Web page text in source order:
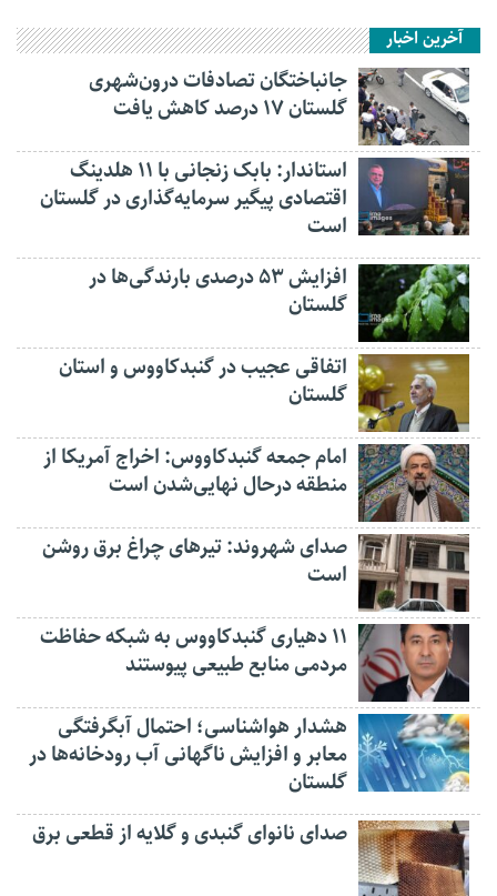
آخرین اخبار
جانباختگان تصادفات درون‌شهری
گلستان ۱۷ درصد کاهش یافت
استاندار: بابک زنجانی با ۱۱ هلدینگ
اقتصادی پیگیر سرمایه‌گذاری در گلستان
است
افزایش ۵۳ درصدی بارندگی‌ها در
گلستان
اتفاقی عجیب در‌ گنبدکاووس و استان
گلستان
امام جمعه گنبدکاووس: اخراج آمریکا از
منطقه درحال نهایی‌شدن است
صدای شهروند: تیرهای چراغ برق روشن
است
۱۱ دهیاری گنبدکاووس به شبکه حفاظت
مردمی منابع طبیعی پیوستند
هشدار هواشناسی؛ احتمال آبگرفتگی
معابر و افزایش ناگهانی آب رودخانه‌ها در
گلستان
صدای نانوای گنبدی و گلایه از قطعی برق